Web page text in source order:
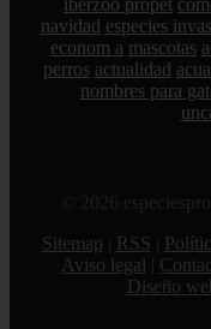
iberzoo propet
navidad especies
econom a mascotas
perros actualidad
nombres para
© 2026
Sitemap
RSS
Aviso legal
Diseño